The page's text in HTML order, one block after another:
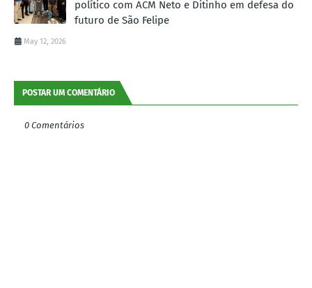
político com ACM Neto e Ditinho em defesa do
futuro de São Felipe
May 12, 2026
POSTAR UM COMENTÁRIO
0 Comentários